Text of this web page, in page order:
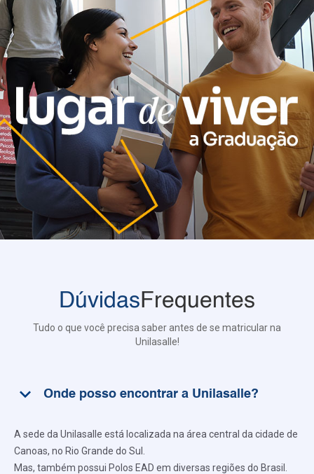
DúvidasFrequentes
Tudo o que você precisa saber antes de se matricular na
Unilasalle!
keyboard_arrow_down Onde posso encontrar a Unilasalle?
A sede da Unilasalle está localizada na área central da cidade de
Canoas, no Rio Grande do Sul.
Mas, também possui Polos EAD em diversas regiões do Brasil.